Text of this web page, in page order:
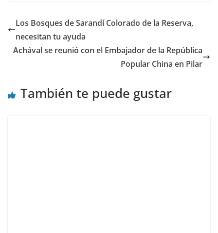
Los Bosques de Sarandí Colorado de la Reserva,
necesitan tu ayuda
Achával se reunió con el Embajador de la República
Popular China en Pilar
También te puede gustar